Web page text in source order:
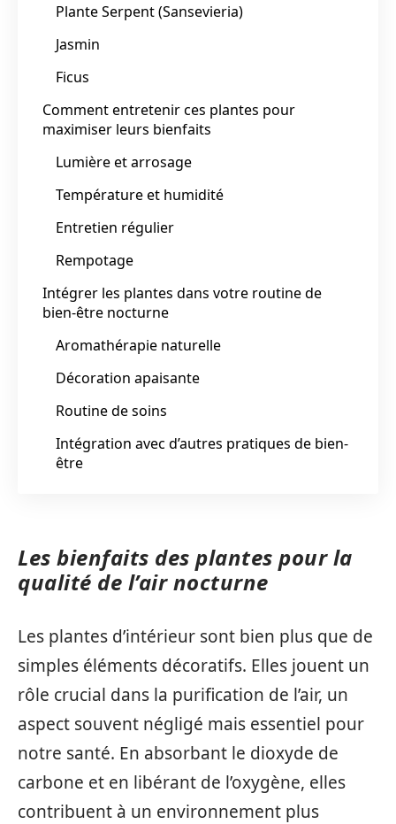
Plante Serpent (Sansevieria)
Jasmin
Ficus
Comment entretenir ces plantes pour
maximiser leurs bienfaits
Lumière et arrosage
Température et humidité
Entretien régulier
Rempotage
Intégrer les plantes dans votre routine de
bien-être nocturne
Aromathérapie naturelle
Décoration apaisante
Routine de soins
Intégration avec d’autres pratiques de bien-
être
Les bienfaits des plantes pour la
qualité de l’air nocturne
Les plantes d’intérieur sont bien plus que de
simples éléments décoratifs. Elles jouent un
rôle crucial dans la purification de l’air, un
aspect souvent négligé mais essentiel pour
notre santé. En absorbant le dioxyde de
carbone et en libérant de l’oxygène, elles
contribuent à un environnement plus